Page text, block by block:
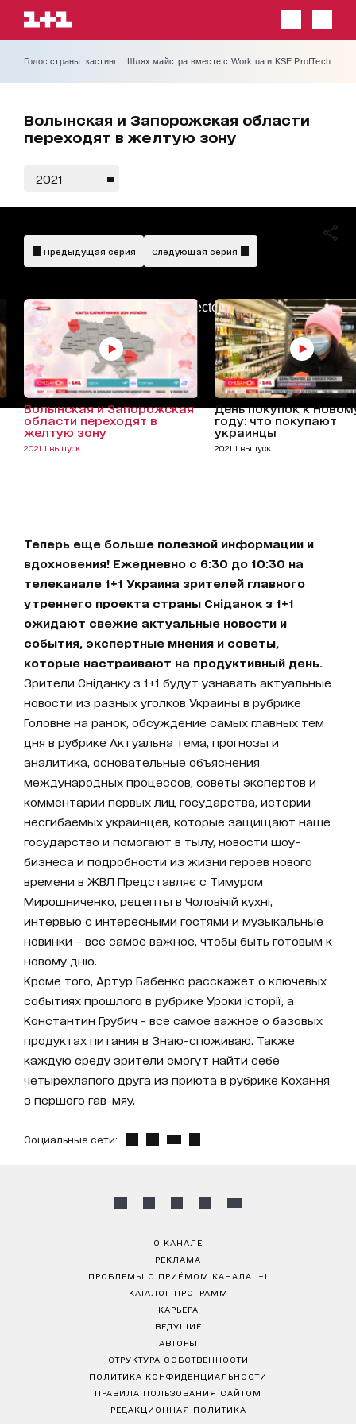
Голос страны: кастинг Шлях майстра вместе с Work.ua и KSE ProfTech
Волынская и Запорожская области
переходят в желтую зону
2021
AdBlockDetected!
Предыдущая серия Следующая серия
Волынская и Запорожская
области переходят в
желтую зону
2021 1 выпуск
День покупок к
году: что покупают
украинцы
2021 1 выпуск
Теперь еще больше полезной информации и
вдохновения! Ежедневно с 6:30 до 10:30 на
телеканале 1+1 Украина зрителей главного
утреннего проекта страны Сніданок з 1+1
ожидают свежие актуальные новости и
события, экспертные мнения и советы,
которые настраивают на продуктивный день.
Зрители Сніданку з 1+1 будут узнавать актуальные
новости из разных уголков Украины в рубрике
Головне на ранок, обсуждение самых главных тем
дня в рубрике Актуальна тема, прогнозы и
аналитика, основательные объяснения
международных процессов, советы экспертов и
комментарии первых лиц государства, истории
несгибаемых украинцев, которые защищают наше
государство и помогают в тылу, новости шоу-
бизнеса и подробности из жизни героев нового
времени в ЖВЛ Представляє с Тимуром
Мирошниченко, рецепты в Чоловічій кухні,
интервью с интересными гостями и музыкальные
новинки – все самое важное, чтобы быть готовым к
новому дню.
Кроме того, Артур Бабенко расскажет о ключевых
событиях прошлого в рубрике Уроки історії, а
Константин Грубич - все самое важное о базовых
продуктах питания в Знаю-споживаю. Также
каждую среду зрители смогут найти себе
четырехлапого друга из приюта в рубрике Кохання
з першого гав-мяу.
Социальные сети:
О КАНАЛЕ
РЕКЛАМА
ПРОБЛЕМЫ С ПРИЁМОМ КАНАЛА 1+1
КАТАЛОГ ПРОГРАММ
КАРЬЕРА
ВЕДУЩИЕ
АВТОРЫ
СТРУКТУРА СОБСТВЕННОСТИ
ПОЛИТИКА КОНФИДЕНЦИАЛЬНОСТИ
ПРАВИЛА ПОЛЬЗОВАНИЯ САЙТОМ
РЕДАКЦИОННАЯ ПОЛИТИКА